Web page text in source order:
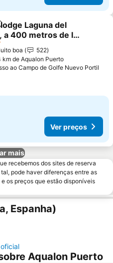
aos favoritos
Laguna del
a 400 metros de la
boa
522
km de Aqualon Puerto
ao Campo de Golfe Nuevo Portil
Ver preços
mais
recebemos dos sites de reserva
pode haver diferenças entre as
os preços que estão disponíveis
Espanha)
Aqualon Puerto